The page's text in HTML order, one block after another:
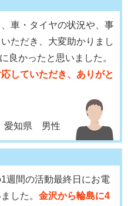
車・タイヤの状況や、事
ただき、大変助かりまし
良かったと思いました。
していただき、ありがと
愛知県 男性
週間の活動最終日にお電
した。 金沢から輪島に4